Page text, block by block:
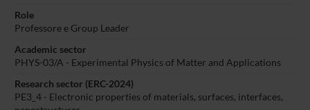
Role
Professore e Group Leader
Academic sector
PHYS-03/A - Experimental Physics of Matter and Applications
Research sector (ERC-2024)
PE3_4 - Electronic properties of materials, surfaces, interfaces,